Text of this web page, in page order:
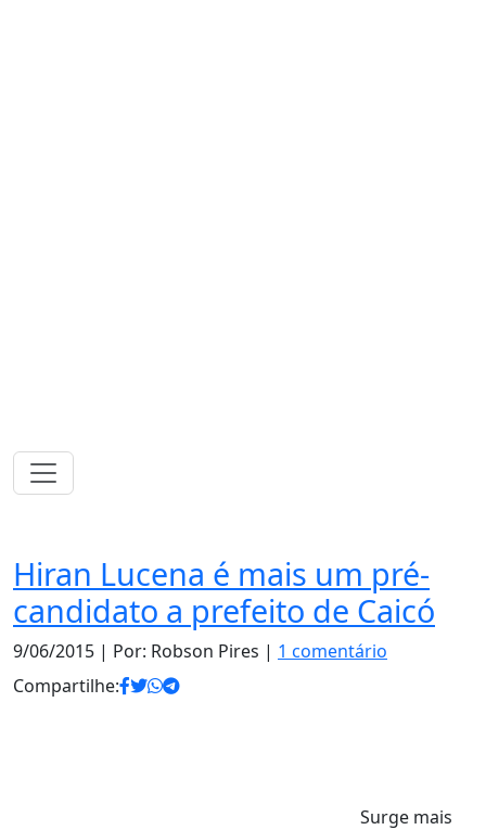
Hiran Lucena é mais um pré-
candidato a prefeito de Caicó
9/06/2015 | Por: Robson Pires | 1 comentário
Compartilhe:
Surge mais